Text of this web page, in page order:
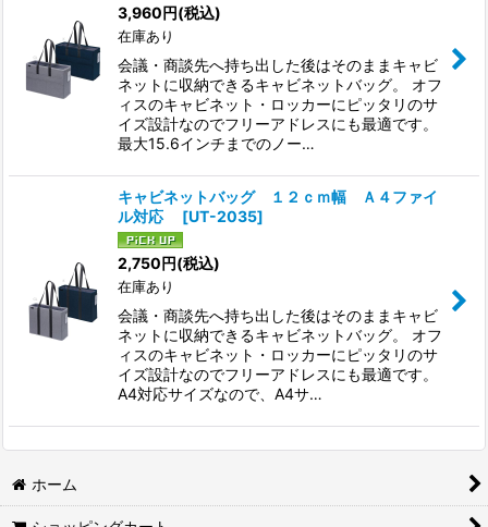
3,960円(税込)
在庫あり
会議・商談先へ持ち出した後はそのままキャビ
ネットに収納できるキャビネットバッグ。 オフ
ィスのキャビネット・ロッカーにピッタリのサ
イズ設計なのでフリーアドレスにも最適です。
最大15.6インチまでのノー…
キャビネットバッグ １２ｃｍ幅 Ａ４ファイ
ル対応
[UT-2035]
2,750円(税込)
在庫あり
会議・商談先へ持ち出した後はそのままキャビ
ネットに収納できるキャビネットバッグ。 オフ
ィスのキャビネット・ロッカーにピッタリのサ
イズ設計なのでフリーアドレスにも最適です。
A4対応サイズなので、A4サ…
ホーム